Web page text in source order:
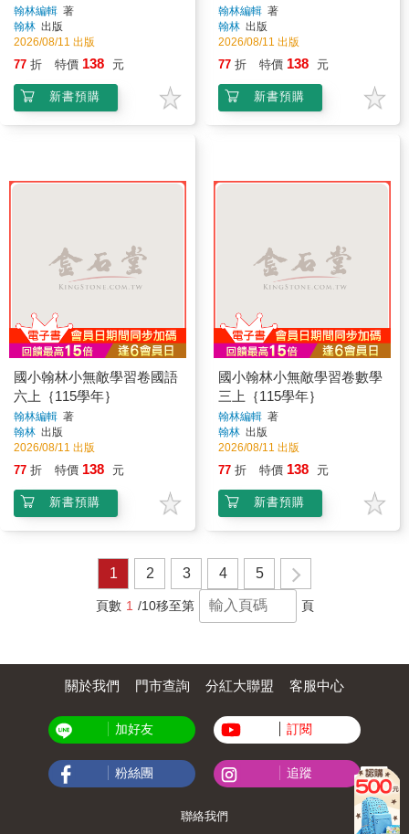
翰林編輯 著
翰林 出版
2026/08/11 出版
77 折 特價 138 元
新書預購
翰林編輯 著
翰林 出版
2026/08/11 出版
77 折 特價 138 元
新書預購
國小翰林小無敵學習卷國語
六上｛115學年｝
翰林編輯 著
翰林 出版
2026/08/11 出版
77 折 特價 138 元
新書預購
國小翰林小無敵學習卷數學
三上｛115學年｝
翰林編輯 著
翰林 出版
2026/08/11 出版
77 折 特價 138 元
新書預購
1 2 3 4 5
頁數 1 /10移至第 頁
關於我們 門市查詢 分紅大聯盟 客服中心
加好友 訂閱
粉絲團 追蹤
聯絡我們